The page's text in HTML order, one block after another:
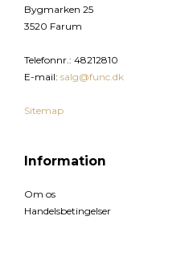
Bygmarken 25
3520 Farum
Telefonnr.: 48212810
E-mail: salg@func.dk
Sitemap
Information
Om os
Handelsbetingelser